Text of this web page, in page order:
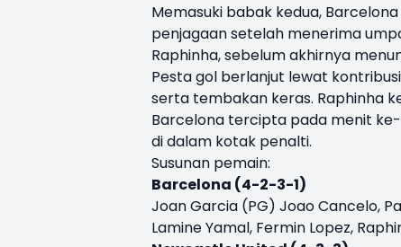
Memasuki babak kedua,
penjagaan setelah menerima
Raphinha, sebelum akhirnya
Pesta gol berlanjut lewat
serta tembakan keras. Raphinha
Barcelona tercipta pada menit
di dalam kotak penalti.
Susunan pemain:
Barcelona (4-2-3-1)
Joan Garcia (PG) Joao Cancelo,
Lamine Yamal, Fermin Lopez,